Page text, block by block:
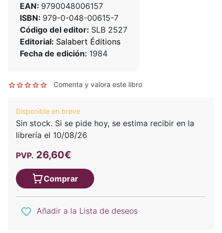
EAN: 9790048006157
ISBN: 979-0-048-00615-7
Código del editor: SLB 2527
Editorial: Salabert Éditions
Fecha de edición: 1984
Comenta y valora este libro
Disponible en breve
Sin stock. Si se pide hoy, se estima recibir en la
librería el 10/08/26
PVP. 26,60€
Comprar
Añadir a la Lista de deseos